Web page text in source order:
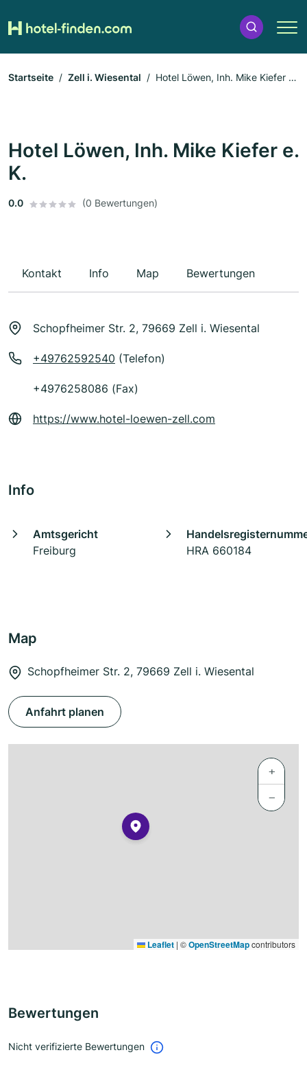
Startseite Zell i. Wiesental
Hotel Löwen, Inh. Mike Kiefer e.
Hotel Löwen, Inh. Mike Kiefer e.
K.
0.0 (0 Bewertungen)
Kontakt Info Map Bewertungen
Schopfheimer Str. 2, 79669 Zell i. Wiesental
+49762592540 (Telefon)
+4976258086 (Fax)
https://www.hotel-loewen-zell.com
Info
Amtsgericht
Freiburg
HRA 660184
Map
Schopfheimer Str. 2, 79669 Zell i. Wiesental
Anfahrt planen
+
−
Leaflet | ©OpenStreetMapcontributors
Bewertungen
Nicht verifizierte Bewertungen